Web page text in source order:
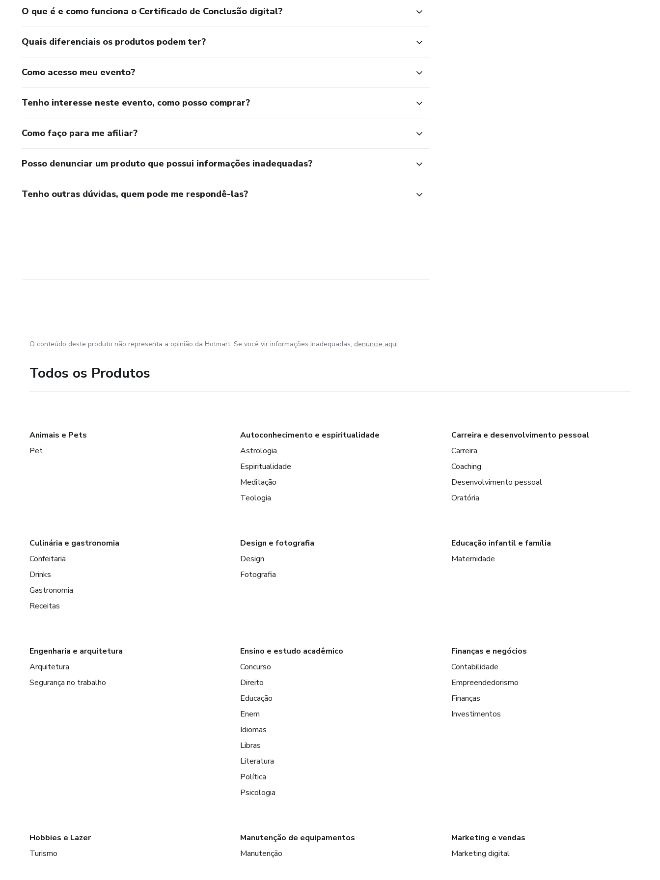
O que é e como funciona o Certificado de Conclusão digital?
Quais diferenciais os produtos podem ter?
Como acesso meu evento?
Tenho interesse neste evento, como posso comprar?
Como faço para me afiliar?
Posso denunciar um produto que possui informações inadequadas?
Tenho outras dúvidas, quem pode me respondê-las?
O conteúdo deste produto não representa a opinião da Hotmart. Se você vir informações inadequadas, denuncie aqui
Todos os Produtos
Animais e Pets
Pet
Autoconhecimento e espiritualidade
Astrologia
Espiritualidade
Meditação
Teologia
Carreira e desenvolvimento pessoal
Carreira
Coaching
Desenvolvimento pessoal
Oratória
Culinária e gastronomia
Confeitaria
Drinks
Gastronomia
Receitas
Design e fotografia
Design
Fotografia
Educação infantil e família
Maternidade
Engenharia e arquitetura
Arquitetura
Segurança no trabalho
Ensino e estudo acadêmico
Concurso
Direito
Educação
Enem
Idiomas
Libras
Literatura
Política
Psicologia
Finanças e negócios
Contabilidade
Empreendedorismo
Finanças
Investimentos
Hobbies e Lazer
Turismo
Manutenção de equipamentos
Manutenção
Marketing e vendas
Marketing digital